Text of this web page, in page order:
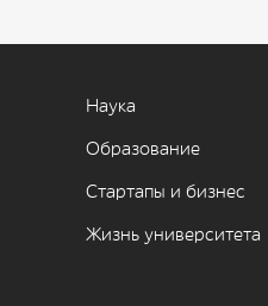
Наука
Образование
Стартапы и бизнес
Жизнь университета